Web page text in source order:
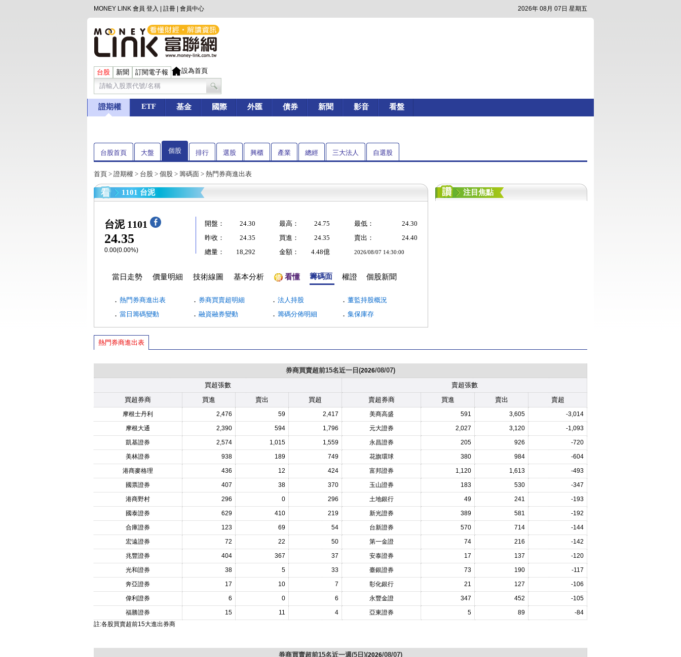
MONEY LINK 會員 登入 註冊 會員中心 2026年 08月 07日 星期五
台股 新聞 訂閱電子報 設為首頁
證期權 ETF 基金 國際 外匯 債券 新聞 影音 看盤
台股首頁 大盤 個股 排行 選股 興櫃 產業 總經 三大法人 自選股
首頁 > 證期權 > 台股 > 個股 > 籌碼面 > 熱門券商進出表
1101 台泥
台泥 1101
24.35
0.00(0.00%)
開盤： 24.30 最高： 24.75 最低：
24.30
昨收：
24.35 買進： 24.35 賣出：
24.40
總量：
18,292 金額： 4.48億 2026/08/07 14:30:00
當日走勢 價量明細 技術線圖 基本分析 看懂 籌碼面 權證 個股新聞
． 熱門券商進出表 ． 券商買賣超明細 ． 法人持股 ． 董監持股概況
． 當日籌碼變動 ． 融資融券變動 ． 籌碼分佈明細 ． 集保庫存
注目焦點
熱門券商進出表
券商買賣超前15名近一日(2026/08/07)
買超張數
賣超張數
買超券商
買進 賣出 買超 賣超券商 買進 賣出 賣超
摩根士丹利 2,476 59 2,417 美商高盛 591 3,605
-3,014
摩根大通
2,390 594 1,796 元大證券 2,027 3,120
-1,093
凱基證券
2,574 1,015 1,559 永昌證券 205 926
-720
美林證券
938 189 749 花旗環球 380 984
-604
港商麥格理
436 12 424 富邦證券 1,120 1,613
-493
國票證券
407 38 370 玉山證券 183 530
-347
港商野村
296 0 296 土地銀行 49 241
-193
國泰證券
629 410 219 新光證券 389 581
-192
合庫證券
123 69 54 台新證券 570 714
-144
宏遠證券
72 22 50 第一金證 74 216
-142
兆豐證券
404 367 37 安泰證券 17 137
-120
光和證券
38 5 33 臺銀證券 73 190
-117
奔亞證券
17 10 7 彰化銀行 21 127
-106
偉利證券
6 0 6 永豐金證 347 452
-105
福勝證券
15 11 4 亞東證券 5 89
-84
註:各股買賣超前15大進出券商
券商買賣超前15名近一週(5日)(2026/08/07)